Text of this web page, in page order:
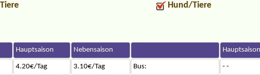
Hund/Tiere
Hauptsaison Nebensaison Hauptsaison
4.20€/Tag 3.10€/Tag Bus: - -